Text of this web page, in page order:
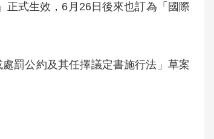
正式生效，6月26日後來也訂為「國際
罰公約及其任擇議定書施行法」草案